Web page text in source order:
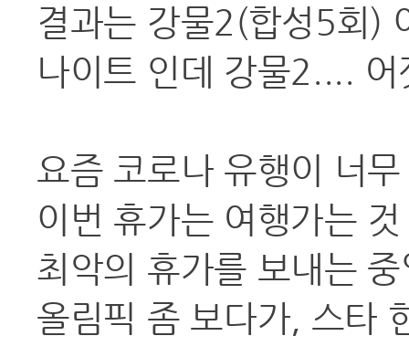
결과는 강물2(합성5회)
나이트 인데 강물2....
요즘 코로나 유행이 너
이번 휴가는 여행가는
최악의 휴가를 보내는
올림픽 좀 보다가, 스타